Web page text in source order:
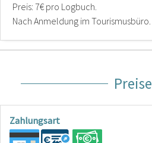
Preis: 7€ pro Logbuch.
Nach Anmeldung im Tourismusbüro.
Preise
Zahlungsart